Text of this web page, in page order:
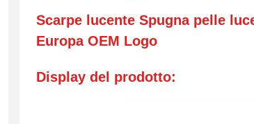
Scarpe lucente Spugna pelle
Europa OEM Logo
Display del prodotto: